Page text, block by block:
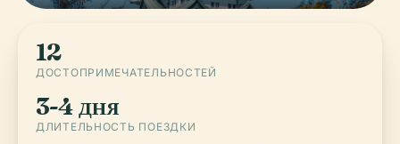
12
ДОСТОПРИМЕЧАТЕЛЬНОСТЕЙ
3-4 дня
ДЛИТЕЛЬНОСТЬ ПОЕЗДКИ